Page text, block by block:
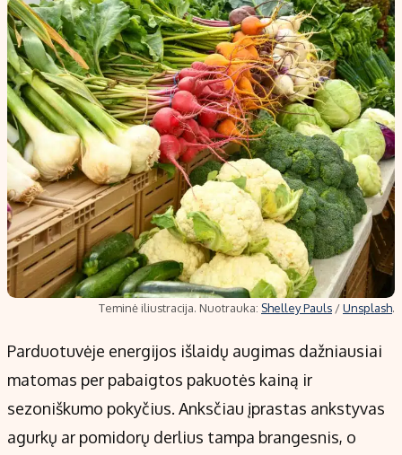
Teminė iliustracija. Nuotrauka: Shelley Pauls /Unsplash.
Parduotuvėje energijos išlaidų augimas dažniausiai
matomas per pabaigtos pakuotės kainą ir
sezoniškumo pokyčius. Anksčiau įprastas ankstyvas
agurkų ar pomidorų derlius tampa brangesnis, o